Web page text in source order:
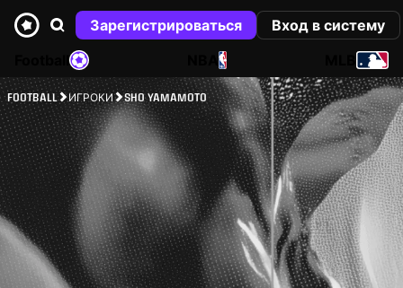
Зарегистрироваться
Вход в систему
NBA
FOOTBALL ИГРОКИ SHO YAMAMOTO